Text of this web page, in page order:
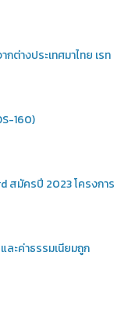
ต่างประเทศมาไทย เรท
160)
สมัครปี 2023 โครงการ
ละค่าธรรมเนียมถูก